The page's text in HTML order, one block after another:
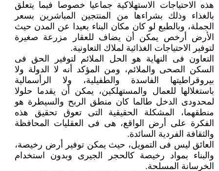
هذه الاحتياجات الاستهلاكية جماعيا خصوصا فيما يتعلق
بالغذاء وذلك بشراءها من المنتجين المباشرين بسعر
الجملة، وبالطبع لو كان مكان البناء بعيدا عن المدن حيث
الأرض أرخص يمكن أن يضاف للعقار مزرعة صغيرة
لتوفير الاحتياجات الغذائية لملاك التعاونية.
التعاون فى النهاية هو الحل الملائم لتوفير الحق فى
السكن الصحى والملائم، ومن المؤكد أنه لا الدولة ولا
بيروقراطيتها الفاسدة والطفيلية، ولا الرأسمالية
باستغلالها للعمال والمستهلكين، يمكن أن يقدما حلولا
لمحدودى الدخل طالما كان منطق الربح والسيطرة هو
منطقهما، المشكلة الحقيقية التى تعوق تحقيق هذه
الفكرة على أرض الواقع، هى فى العقليات المحافظة
والثقافة الفردية السائدة.
العائق ليس فى التمويل، حيث يمكن توفير أرض رخيصة،
والبناء بمواد رخيصة كالحجر الجيرى وبدون استخدام
الخرسانة المسلحة.